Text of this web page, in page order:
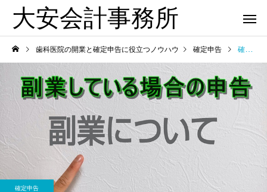
大安会計事務所
歯科医院
歯科医院専門税理士｜依頼
歯科医院の税理士変更
歯科医院の開業と確定申告に役立つノウハウ 確定申告 確定申告で個人事業主が副業している場合には｜申告はどうなるのか？
確定申告